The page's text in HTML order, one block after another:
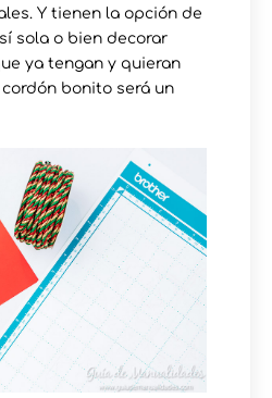
Y tienen la opción de
sola o bien decorar
ya tengan y quieran
bonito será un